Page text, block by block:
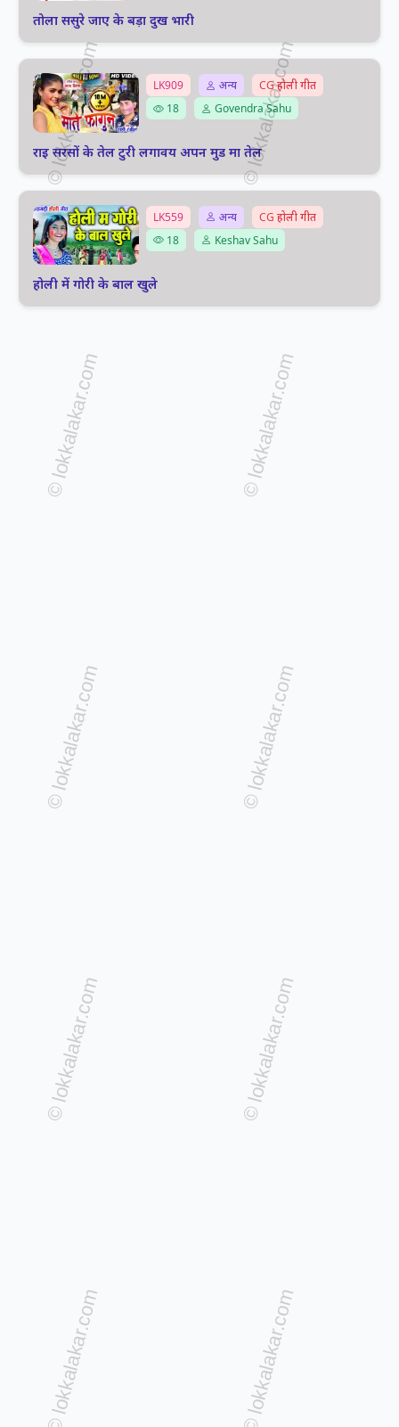
तोला ससुरे जाए के बड़ा दुख भारी
LK909 अन्य
CG होली गीत
18
Govendra Sahu
राइ सरसों के तेल टुरी लगावय अपन मुड मा तेल
LK559 अन्य
CG होली गीत
18
Keshav Sahu
होली में गोरी के बाल खुले